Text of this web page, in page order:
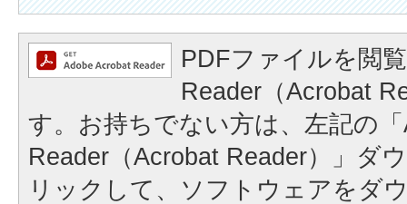
PDFファイルを閲
Reader（Acrobat
す。お持ちでない方は、左記の
Reader（Acrobat Reader）」ダ
リックして、ソフトウェアをダ